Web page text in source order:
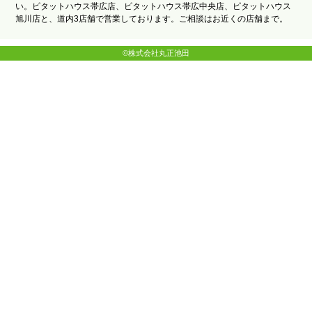
い。ピタットハウス帯広店、ピタットハウス帯広中央店、ピタットハウス
旭川店と、道内3店舗で営業しております。ご相談はお近くの店舗まで。
©株式会社丸正池田